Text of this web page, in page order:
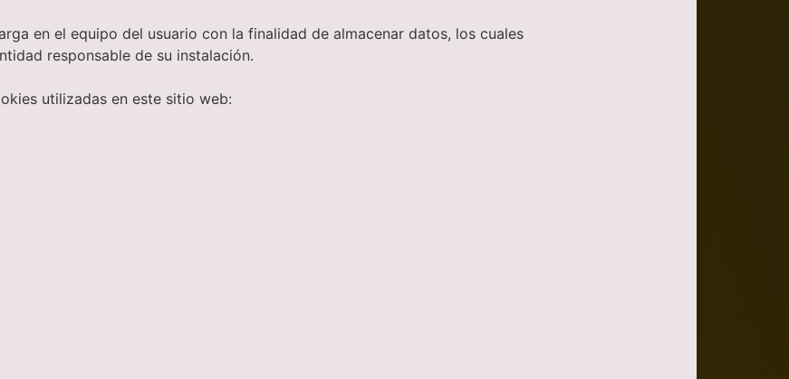
en el equipo del usuario con la finalidad de almacenar datos, los cuales
responsable de su instalación.
utilizadas en este sitio web: